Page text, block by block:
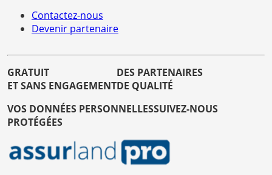
Contactez-nous
Devenir partenaire
GRATUIT
ET SANS ENGAGEMENT
DES PARTENAIRES
DE QUALITÉ
VOS DONNÉES PERSONNELLES
PROTÉGÉES
SUIVEZ-NOUS